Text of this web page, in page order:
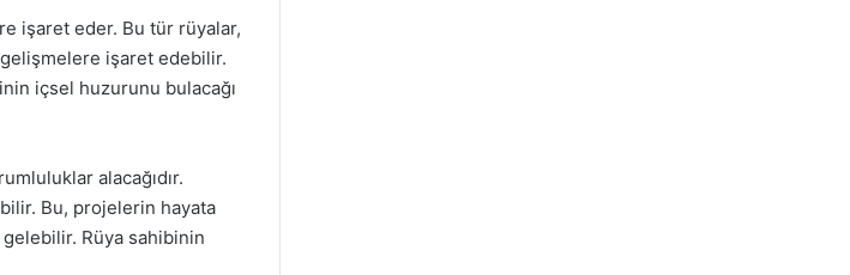
işaret eder. Bu tür rüyalar,
işaret edebilir.
içsel huzurunu bulacağı
alacağıdır.
Bu, projelerin hayata
Rüya sahibinin